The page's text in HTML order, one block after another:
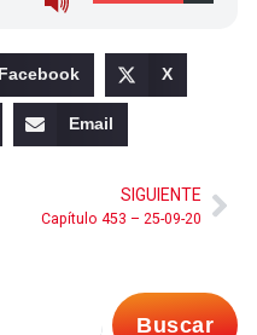
Facebook X
Email
SIGUIENTE
Capítulo 453 – 25-09-20
Buscar